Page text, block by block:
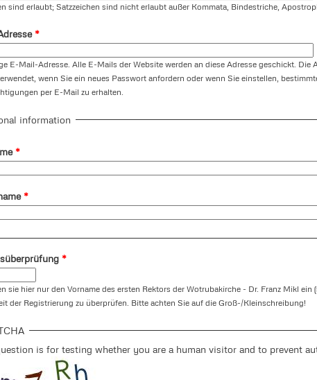
sind erlaubt; Satzzeichen sind nicht erlaubt außer Kommata, Bindestriche,
*
E-Mail-Adresse. Alle E-Mails der Website werden an diese Adresse geschickt.
wenn Sie ein neues Passwort anfordern oder wenn Sie einstellen,
per E-Mail zu erhalten.
information
*
*
*
sie hier nur den Vorname des ersten Rektors der Wotrubakirche - Dr. Franz Mikl ein
der Registrierung zu überprüfen. Bitte achten Sie auf die Groß-/Kleinschreibung!
is for testing whether you are a human visitor and to prevent